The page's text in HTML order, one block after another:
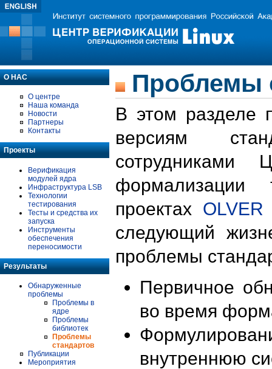
О НАС
О центре
Наша команда
Новости
Партнеры
Контакты
Проекты
Верификация
модулей ядра
Инфраструктура LSB
Технологии
тестирования
Тесты и средства их
запуска
Инструменты
обеспечения
переносимости
Результаты
Обнаруженные
проблемы
Проблемы в
ядре
Проблемы
библиотек
Проблемы
стандартов
Публикации
Мероприятия
Проблемы
В этом разделе
версиям
формализации
проектах OLVER
следующий
проблемы
Первичное
во время
внутреннюю